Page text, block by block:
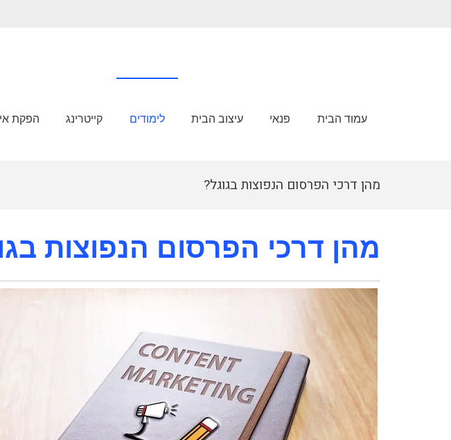
עמוד הבית פנאי עיצוב הבית לימודים קייטרינג הפקת
מהן דרכי הפרסום הנפוצות בגוגל?
מהן דרכי הפרסום הנפוצות